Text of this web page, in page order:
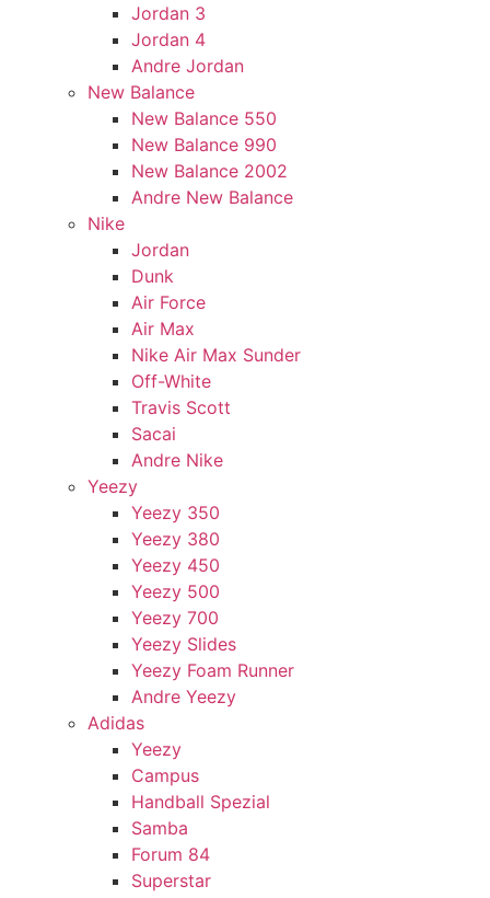
Jordan 3
Jordan 4
Andre Jordan
New Balance
New Balance 550
New Balance 990
New Balance 2002
Andre New Balance
Nike
Jordan
Dunk
Air Force
Air Max
Nike Air Max Sunder
Off-White
Travis Scott
Sacai
Andre Nike
Yeezy
Yeezy 350
Yeezy 380
Yeezy 450
Yeezy 500
Yeezy 700
Yeezy Slides
Yeezy Foam Runner
Andre Yeezy
Adidas
Yeezy
Campus
Handball Spezial
Samba
Forum 84
Superstar